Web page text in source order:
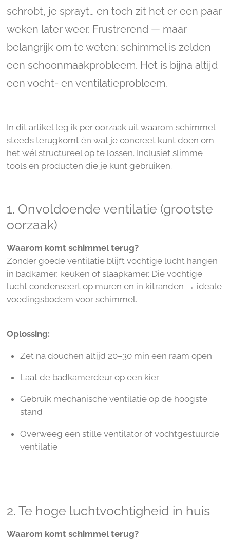
schrobt, je sprayt… en toch zit het er een paar
weken later weer. Frustrerend — maar
belangrijk om te weten: schimmel is zelden
een schoonmaakprobleem. Het is bijna altijd
een vocht- en ventilatieprobleem.
In dit artikel leg ik per oorzaak uit waarom schimmel
steeds terugkomt én wat je concreet kunt doen om
het wél structureel op te lossen. Inclusief slimme
tools en producten die je kunt gebruiken.
1. Onvoldoende ventilatie (grootste
oorzaak)
Waarom komt schimmel terug?
Zonder goede ventilatie blijft vochtige lucht hangen
in badkamer, keuken of slaapkamer. Die vochtige
lucht condenseert op muren en in kitranden → ideale
voedingsbodem voor schimmel.
Oplossing:
Zet na douchen altijd 20–30 min een raam open
Laat de badkamerdeur op een kier
Gebruik mechanische ventilatie op de hoogste
stand
Overweeg een stille ventilator of vochtgestuurde
ventilatie
2. Te hoge luchtvochtigheid in huis
Waarom komt schimmel terug?